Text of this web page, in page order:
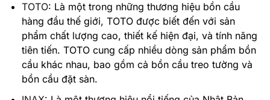
TOTO: Là một trong những thương hiệu bồn cầu
hàng đầu thế giới, TOTO được biết đến với sản
phẩm chất lượng cao, thiết kế hiện đại, và tính năng
tiên tiến. TOTO cung cấp nhiều dòng sản phẩm bồn
cầu khác nhau, bao gồm cả bồn cầu treo tường và
bồn cầu đặt sàn.